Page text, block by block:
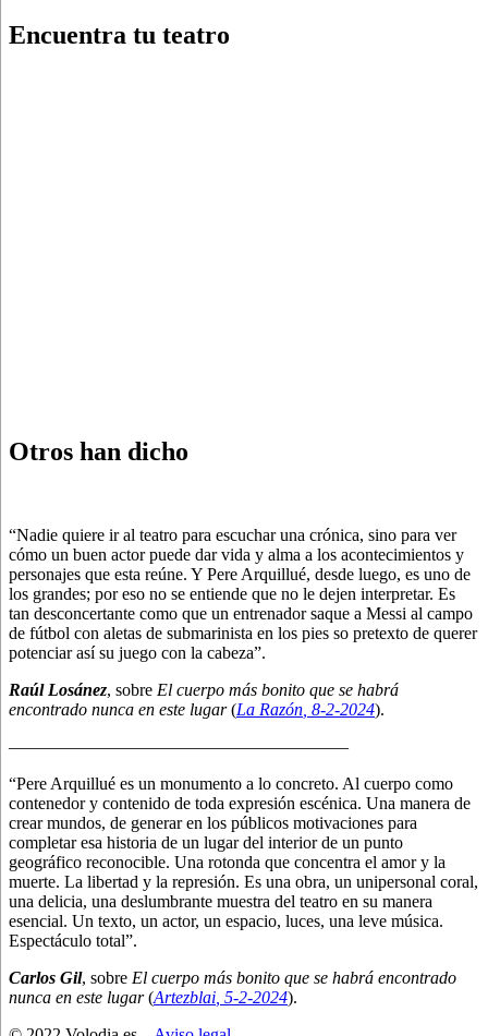
Encuentra tu teatro
Otros han dicho
“Nadie quiere ir al teatro para escuchar una crónica, sino para ver
cómo un buen actor puede dar vida y alma a los acontecimientos y
personajes que esta reúne. Y Pere Arquillué, desde luego, es uno de
los grandes; por eso no se entiende que no le dejen interpretar. Es
tan desconcertante como que un entrenador saque a Messi al campo
de fútbol con aletas de submarinista en los pies so pretexto de querer
potenciar así su juego con la cabeza”.
Raúl Losánez, sobre El cuerpo más bonito que se habrá
encontrado nunca en este lugar(La Razón , 8-2-2024).
———————————————————–
“Pere Arquillué es un monumento a lo concreto. Al cuerpo como
contenedor y contenido de toda expresión escénica. Una manera de
crear mundos, de generar en los públicos motivaciones para
completar esa historia de un lugar del interior de un punto
geográfico reconocible. Una rotonda que concentra el amor y la
muerte. La libertad y la represión. Es una obra, un unipersonal coral,
una delicia, una deslumbrante muestra del teatro en su manera
esencial. Un texto, un actor, un espacio, luces, una leve música.
Espectáculo total”.
Carlos Gil, sobre El cuerpo más bonito que se habrá encontrado
nunca en este lugar(Artezblai , 5-2-2024).